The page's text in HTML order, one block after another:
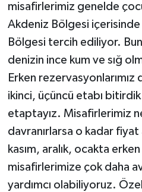
misafirlerimiz genelde
Akdeniz Bölgesi içerisinde
Bölgesi tercih ediliyor.
denizin ince kum ve sığ
Erken
ikinci, üçüncü etabı
etaptayız. Misafirlerimiz
davranırlarsa o kadar fiyat
kasım, aralık, ocakta
misafirlerimize çok daha
yardımcı olabiliyoruz.